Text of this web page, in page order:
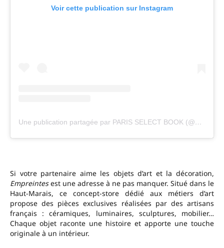
Voir cette publication sur Instagram
Une publication partagée par PARIS SELECT BOOK (@parisselect)
Si votre partenaire aime les objets d’art et la décoration,
Empreintesest une adresse à ne pas manquer. Situé dans le
Haut-Marais, ce concept-store dédié aux métiers d’art
propose des pièces exclusives réalisées par des artisans
français : céramiques, luminaires, sculptures, mobilier…
Chaque objet raconte une histoire et apporte une touche
originale à un intérieur.